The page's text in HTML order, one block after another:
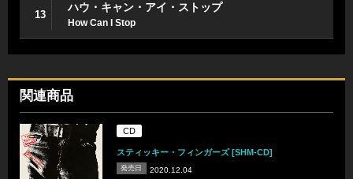
13
ハウ・キャン・アイ・ストップ
How Can I Stop
関連商品
CD
スティッキー・フィンガーズ [SHM-CD]
発売日 2020.12.04